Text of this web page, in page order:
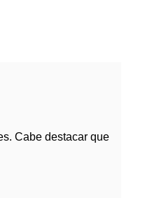
Cabe destacar que